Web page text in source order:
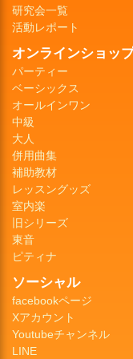
研究会一覧
活動レポート
オンラインショッ
パーティー
ベーシックス
オールインワン
中級
大人
併用曲集
補助教材
レッスングッズ
室内楽
旧シリーズ
東音
ピティナ
ソーシャル
facebookページ
Xアカウント
Youtubeチャンネル
LINE